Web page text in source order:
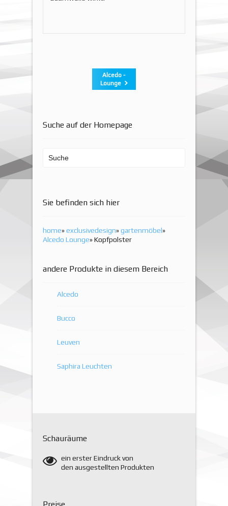
Alcedo -
Lounge
Suche auf der Homepage
Sie befinden sich hier
home»exclusivedesign»gartenmöbel»
Alcedo Lounge» Kopfpolster
andere Produkte in diesem Bereich
Alcedo
Bucco
Leuven
Saphira Leuchten
Schauräume
ein erster Eindruck von
den ausgestellten Produkten
Preise